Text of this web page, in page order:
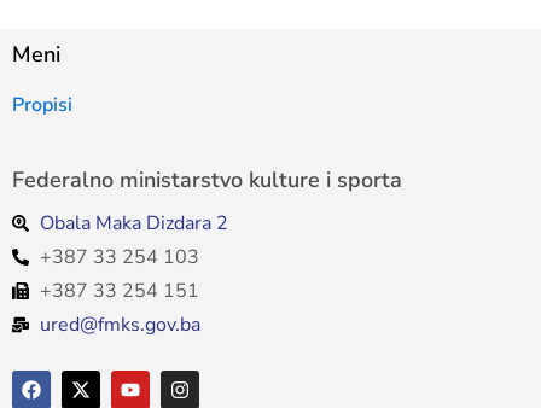
Meni
Propisi
Federalno ministarstvo kulture i sporta
Obala Maka Dizdara 2
+387 33 254 103
+387 33 254 151
ured@fmks.gov.ba